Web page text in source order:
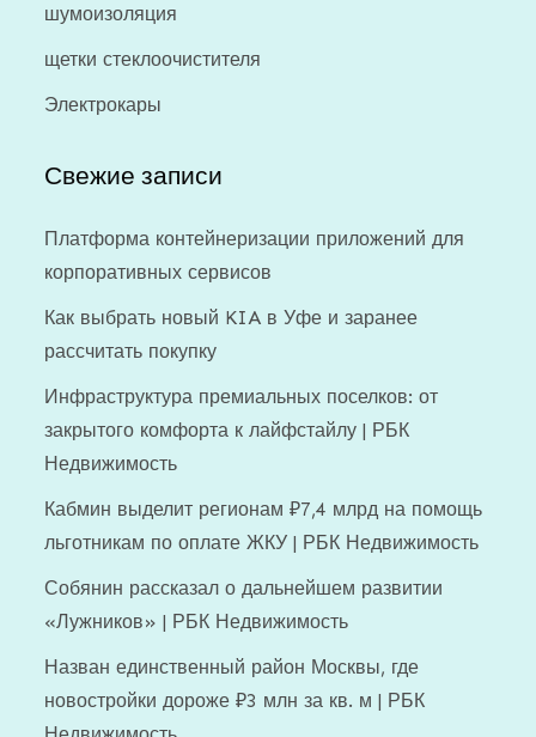
шумоизоляция
щетки стеклоочистителя
Электрокары
Свежие записи
Платформа контейнеризации приложений для
корпоративных сервисов
Как выбрать новый KIA в Уфе и заранее
рассчитать покупку
Инфраструктура премиальных поселков: от
закрытого комфорта к лайфстайлу | РБК
Недвижимость
Кабмин выделит регионам ₽7,4 млрд на помощь
льготникам по оплате ЖКУ | РБК Недвижимость
Собянин рассказал о дальнейшем развитии
«Лужников» | РБК Недвижимость
Назван единственный район Москвы, где
новостройки дороже ₽3 млн за кв. м | РБК